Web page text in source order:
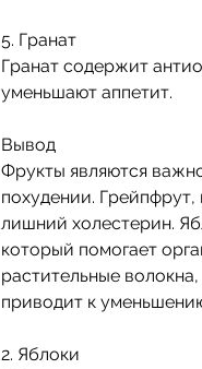
5. Гранат
Гранат содержит
уменьшают аппетит.
Вывод
Фрукты являются
похудении.
лишний холестерин.
который помогает
растительные
приводит к
2. Яблоки